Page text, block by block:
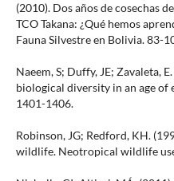
(2010). Dos años de cosechas
TCO Takana: ¿Qué hemos
Fauna Silvestre en Bolivia. 83-
Naeem, S; Duffy, JE; Zavaleta,
biological diversity in an age of
1401-1406.
Robinson, JG; Redford, KH.
wildlife. Neotropical wildlife